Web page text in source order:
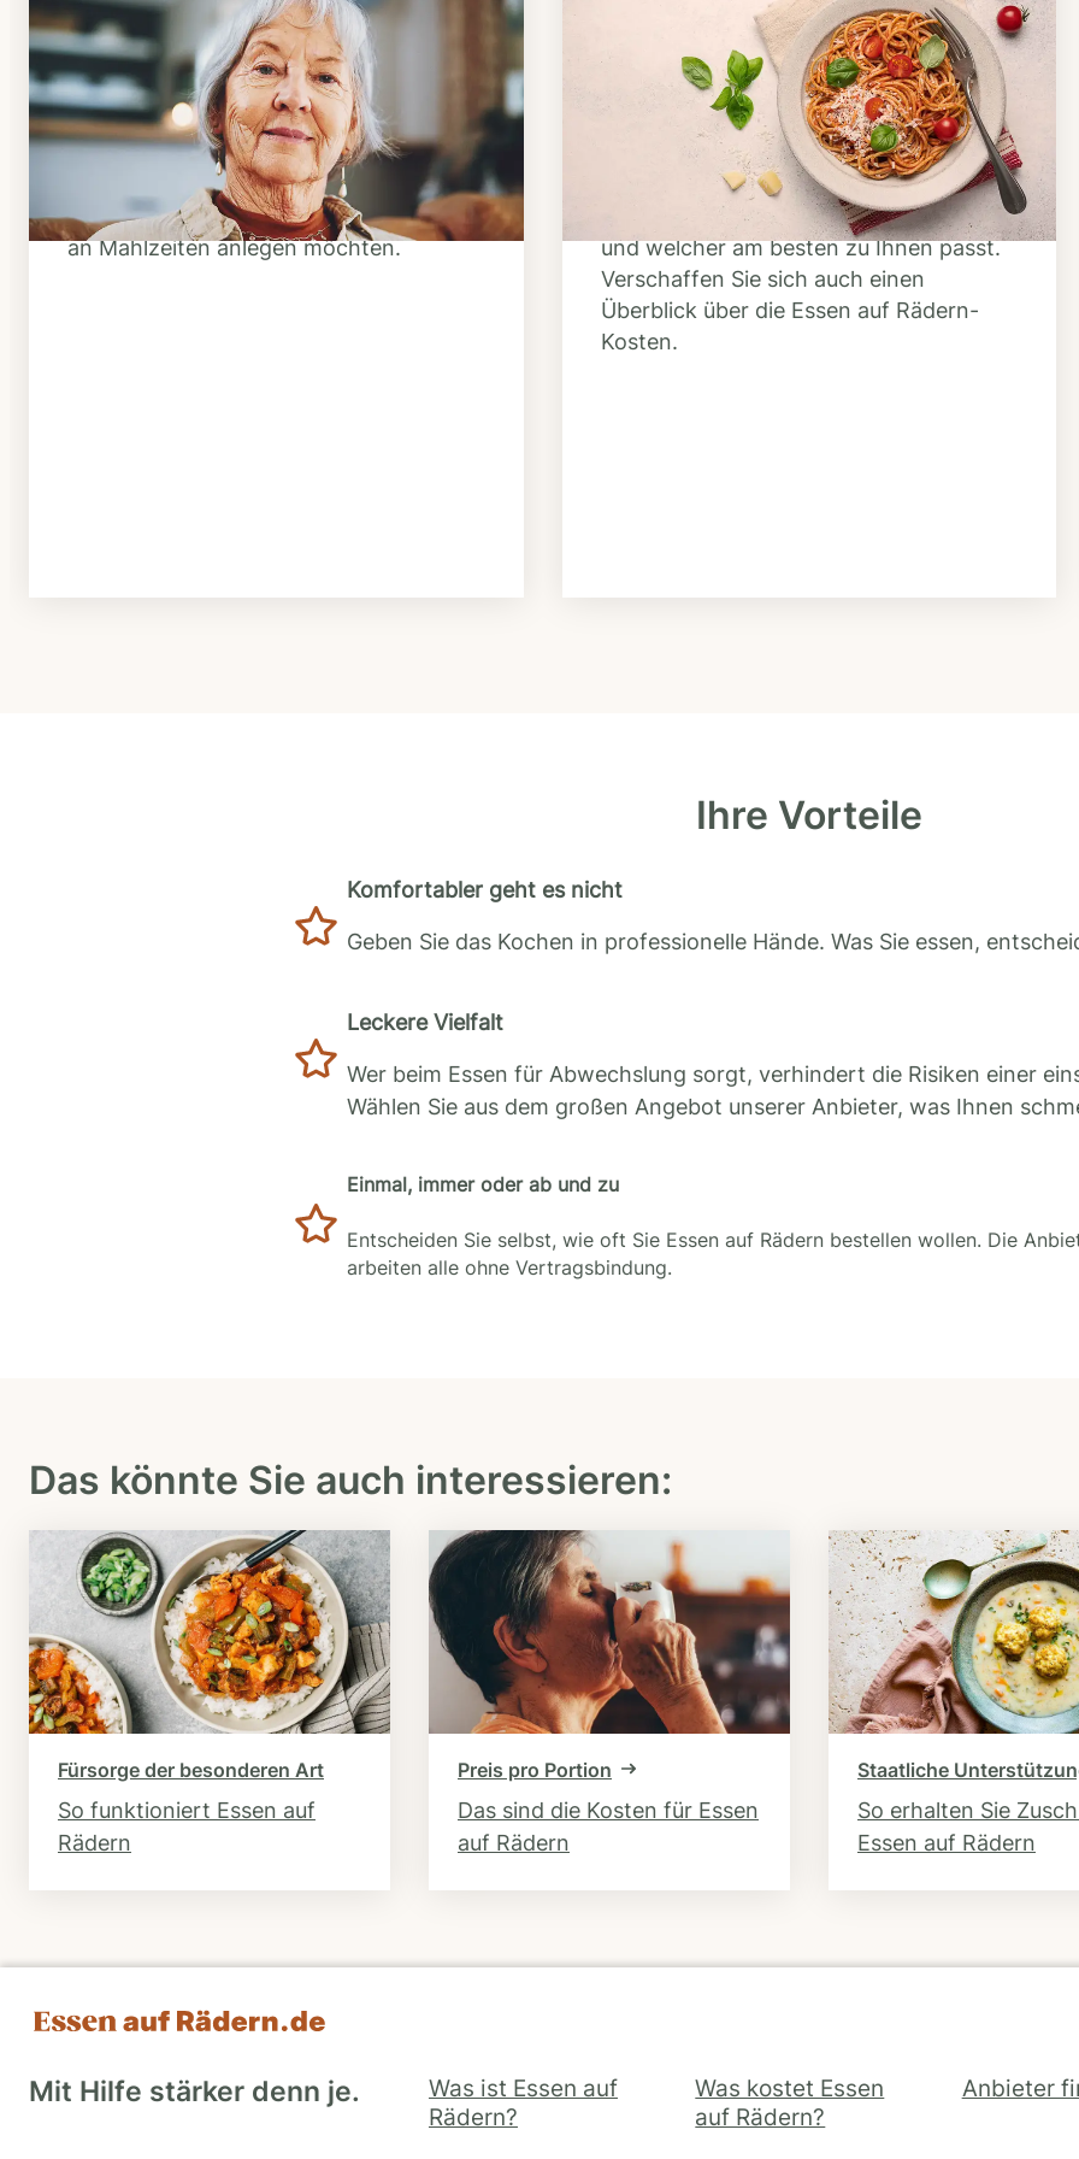
Schritt 1
Klarheit schaffen
Überlegen Sie, ob Ihnen das Essen
täglich verzehrfertig geliefert werden
soll oder Sie sich einen Tiefkühl-Vorrat
an Mahlzeiten anlegen möchten.
Schritt 2
Anbieter finden
Nutzen Sie unsere große Mahlzeiten-
Dienst-Suche, um herauszufinden,
welche Anbieter es in Ihrer Region gibt
und welcher am besten zu Ihnen passt.
Verschaffen Sie sich auch einen
Überblick über die Essen auf Rädern-
Kosten.
Ihre Vorteile
Komfortabler geht es nicht
Geben Sie das Kochen in professionelle Hände. Was Sie essen,
Leckere Vielfalt
Wer beim Essen für Abwechslung sorgt, verhindert die Risiken einer
Wählen Sie aus dem großen Angebot unserer Anbieter, was Ihnen
Einmal, immer oder ab und zu
Entscheiden Sie selbst, wie oft Sie Essen auf Rädern bestellen wollen. Die
arbeiten alle ohne Vertragsbindung.
Das könnte Sie auch interessieren:
Fürsorge der besonderen Art
So funktioniert Essen auf
Rädern
Preis pro Portion
Das sind die Kosten für Essen
auf Rädern
Staatliche
So erhalten Sie
Essen auf Rädern
Mit Hilfe stärker denn je.
Was ist Essen auf
Rädern?
Was kostet Essen
auf Rädern?
Anbieter